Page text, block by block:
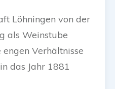
Löhningen von der
als Weinstube
Verhältnisse
das Jahr 1881